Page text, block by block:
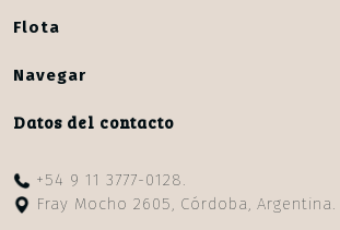
Flota
Navegar
Datos del contacto
+54 9 11 3777-0128.
Fray Mocho 2605, Córdoba, Argentina.